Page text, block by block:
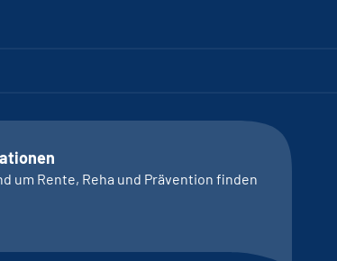
um Rente, Reha und Prävention finden